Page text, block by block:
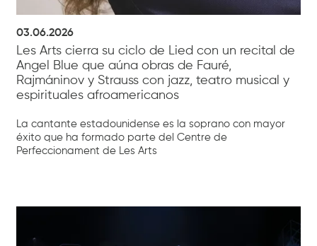
03.06.2026
Les Arts cierra su ciclo de Lied con un recital de
Angel Blue que aúna obras de Fauré,
Rajmáninov y Strauss con jazz, teatro musical y
espirituales afroamericanos
La cantante estadounidense es la soprano con mayor
éxito que ha formado parte del Centre de
Perfeccionament de Les Arts